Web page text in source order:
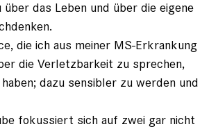
über das Leben und über die eigene
die ich aus meiner MS-Erkrankung
die Verletzbarkeit zu sprechen,
dazu sensibler zu werden und
fokussiert sich auf zwei gar nicht